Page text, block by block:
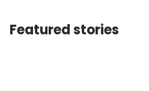
Featured stories